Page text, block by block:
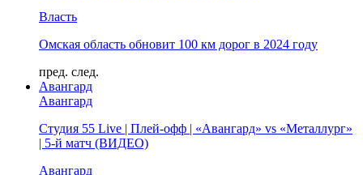
Власть
Омская область обновит 100 км дорог в 2024 году
пред. след.
Авангард
Авангард
Студия 55 Live | Плей-офф | «Авангард» vs «Металлург»
| 5-й матч (ВИДЕО)
Авангард